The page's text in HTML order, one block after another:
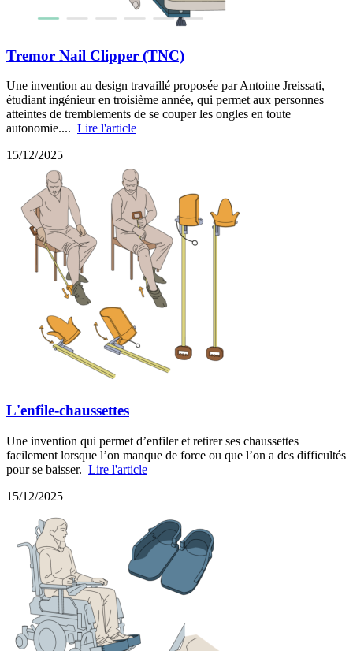
Tremor Nail Clipper (TNC)
Une invention au design travaillé proposée par Antoine Jreissati,
étudiant ingénieur en troisième année, qui permet aux personnes
atteintes de tremblements de se couper les ongles en toute
autonomie.... Lire l'article
15/12/2025
L'enfile-chaussettes
Une invention qui permet d’enfiler et retirer ses chaussettes
facilement lorsque l’on manque de force ou que l’on a des difficultés
pour se baisser. Lire l'article
15/12/2025